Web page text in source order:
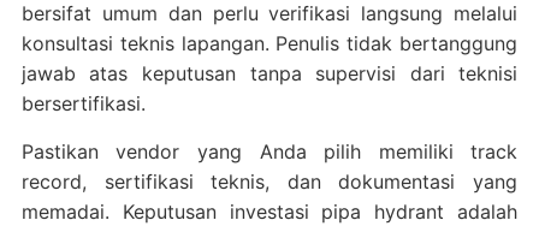
bersifat umum dan perlu verifikasi langsung melalui
konsultasi teknis lapangan. Penulis tidak bertanggung
jawab atas keputusan tanpa supervisi dari teknisi
bersertifikasi.
Pastikan vendor yang Anda pilih memiliki track
record, sertifikasi teknis, dan dokumentasi yang
memadai. Keputusan investasi pipa hydrant adalah